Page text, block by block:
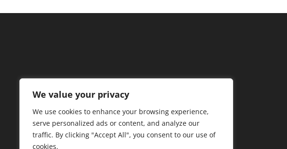
We value your privacy
We use cookies to enhance your browsing experience,
serve personalized ads or content, and analyze our
traffic. By clicking "Accept All", you consent to our use of
cookies.